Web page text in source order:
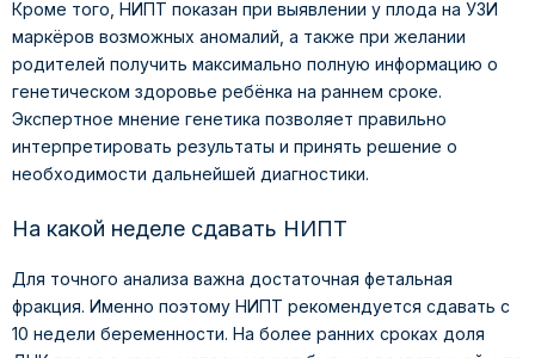
Кроме того, НИПТ показан при выявлении у плода на УЗИ
маркёров возможных аномалий, а также при желании
родителей получить максимально полную информацию о
генетическом здоровье ребёнка на раннем сроке.
Экспертное мнение генетика позволяет правильно
интерпретировать результаты и принять решение о
необходимости дальнейшей диагностики.
На какой неделе сдавать НИПТ
Для точного анализа важна достаточная фетальная
фракция. Именно поэтому НИПТ рекомендуется сдавать с
10 недели беременности. На более ранних сроках доля